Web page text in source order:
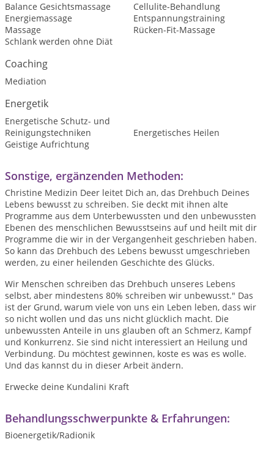
Balance Gesichtsmassage
Cellulite-Behandlung
Energiemassage
Entspannungstraining
Massage
Rücken-Fit-Massage
Schlank werden ohne Diät
Coaching
Mediation
Energetik
Energetische Schutz- und
Reinigungstechniken
Energetisches Heilen
Geistige Aufrichtung
Sonstige, ergänzenden Methoden:
Christine Medizin Deer leitet Dich an, das Drehbuch Deines
Lebens bewusst zu schreiben. Sie deckt mit ihnen alte
Programme aus dem Unterbewussten und den unbewussten
Ebenen des menschlichen Bewusstseins auf und heilt mit dir
Programme die wir in der Vergangenheit geschrieben haben.
So kann das Drehbuch des Lebens bewusst umgeschrieben
werden, zu einer heilenden Geschichte des Glücks.
Wir Menschen schreiben das Drehbuch unseres Lebens
selbst, aber mindestens 80% schreiben wir unbewusst." Das
ist der Grund, warum viele von uns ein Leben leben, dass wir
so nicht wollen und das uns nicht glücklich macht. Die
unbewussten Anteile in uns glauben oft an Schmerz, Kampf
und Konkurrenz. Sie sind nicht interessiert an Heilung und
Verbindung. Du möchtest gewinnen, koste es was es wolle.
Und das kannst du in dieser Arbeit ändern.
Erwecke deine Kundalini Kraft
Behandlungsschwerpunkte & Erfahrungen:
Bioenergetik/Radionik